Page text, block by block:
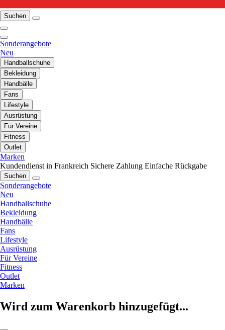
Suchen
Sonderangebote
Neu
Handballschuhe
Bekleidung
Handbälle
Fans
Lifestyle
Ausrüstung
Für Vereine
Fitness
Outlet
Marken
Kundendienst in Frankreich Sichere Zahlung Einfache Rückgabe
Suchen
Sonderangebote
Neu
Handballschuhe
Bekleidung
Handbälle
Fans
Lifestyle
Ausrüstung
Für Vereine
Fitness
Outlet
Marken
Wird zum Warenkorb hinzugefügt...